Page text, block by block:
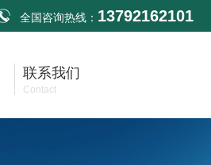
全国咨询热线： 13792162101
联系我们
Contact